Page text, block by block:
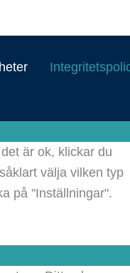
är ok, klickar du
välja vilken typ
på "Inställningar".